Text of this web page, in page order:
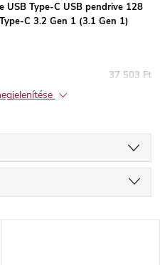
USB Type-C USB pendrive 128
C 3.2 Gen 1 (3.1 Gen 1)
37 503 Ft